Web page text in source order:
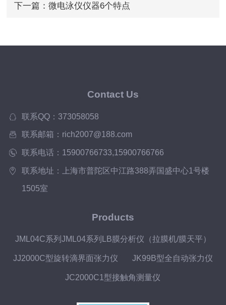
下一篇： 微电泳仪仪器6个特点
Contact Us
联系QQ：373058058
联系邮箱：rich2007@188.com
联系电话：15900766733,15900766766
联系地址：上海市普陀区中江路388弄国盛中心1号楼
1505室
Products
JML04C系列JML04系列LB膜分析仪（拉膜机/膜天平）
JJ2000C型旋转滴界面张力仪 JK99B型全自动张力仪
JC2000C1型接触角测量仪